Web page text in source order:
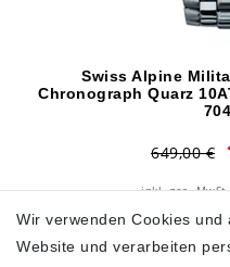
Swiss Alpine
Chronograph Quarz
649,00 €
inkl. ges. MwSt.
Wir verwenden Cookies
Website und verarbeiten